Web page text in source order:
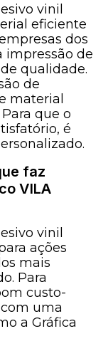
vinil
eficiente
dos
impressão de
qualidade.
de
material
que o
é
faz
VILA
vinil
ações
mais
Para
custo-
uma
a Gráfica